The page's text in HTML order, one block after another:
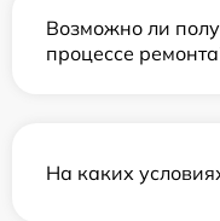
Возможно ли
процессе
На каких